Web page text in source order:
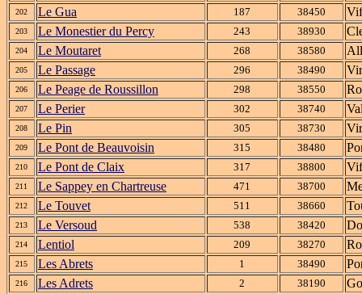
202 Le Gua 187 38450 Vif
203 Le Monestier du Percy 243 38930
204 Le Moutaret 268 38580
205 Le Passage 296 38490
206 Le Peage de Roussillon 298 38550
207 Le Perier 302 38740
208 Le Pin 305 38730
209 Le Pont de Beauvoisin 315 38480
210 Le Pont de Claix 317 38800 Vif
211 Le Sappey en Chartreuse 471 38700
212 Le Touvet 511 38660
213 Le Versoud 538 38420
214 Lentiol 209 38270
215 Les Abrets 1 38490
216 Les Adrets 2 38190